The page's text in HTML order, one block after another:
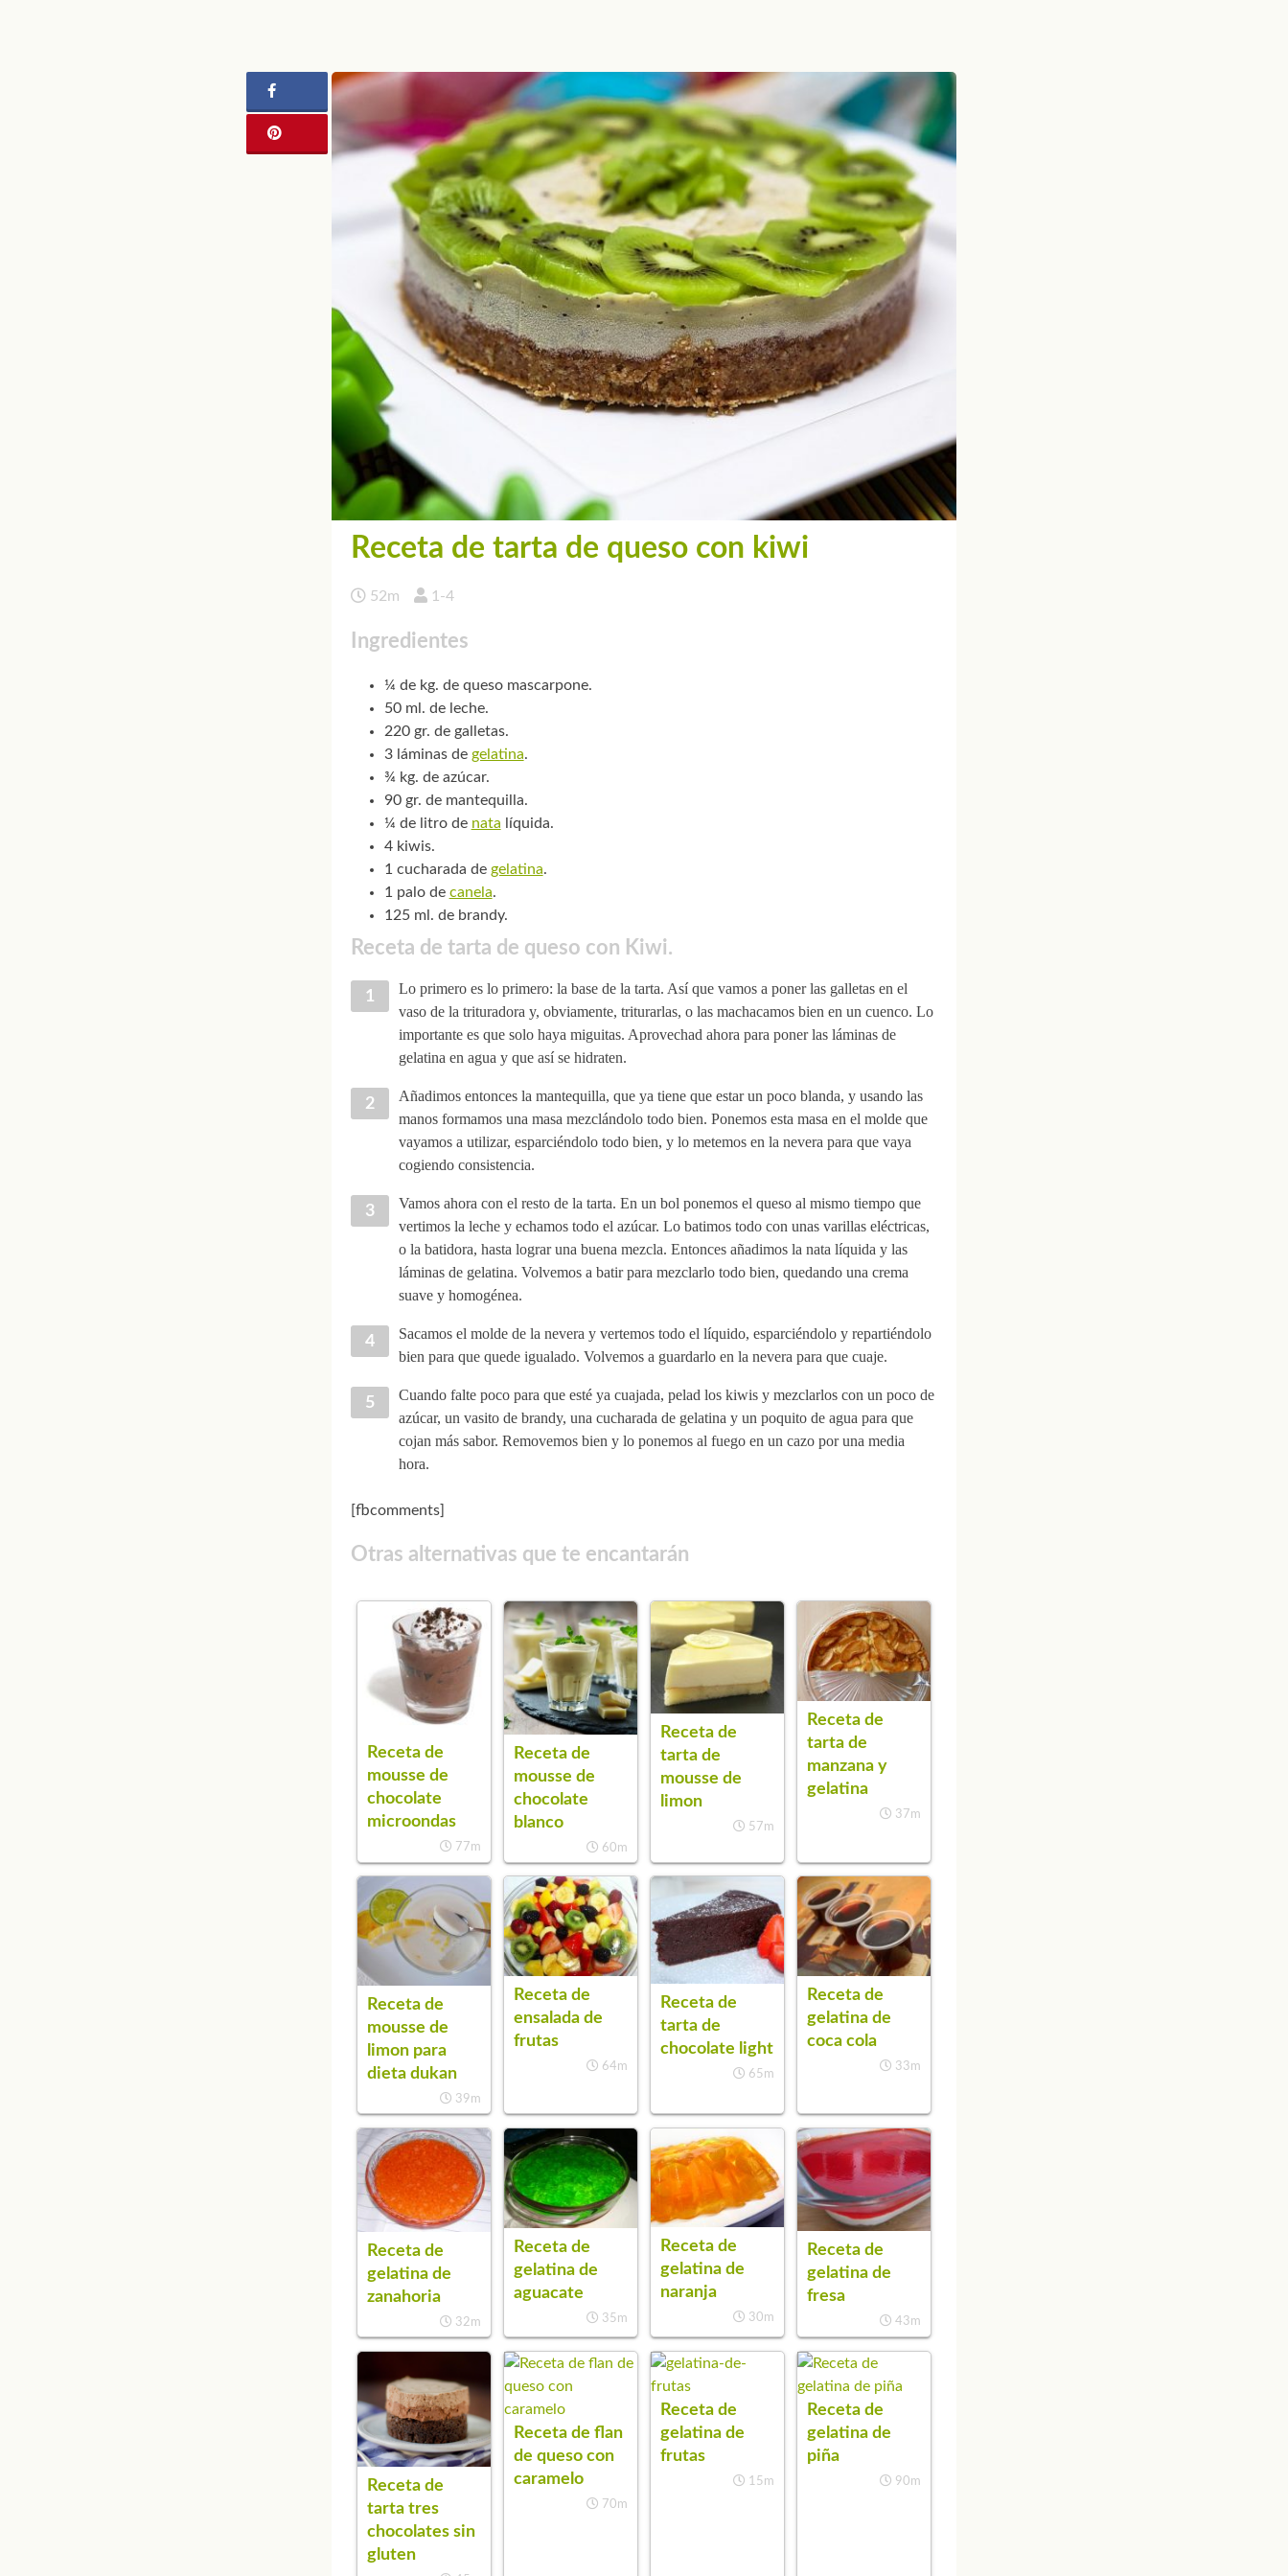
Receta de tarta de queso con kiwi
52m 1-4
Ingredientes
¼ de kg. de queso mascarpone.
50 ml. de leche.
220 gr. de galletas.
3 láminas de gelatina.
¾ kg. de azúcar.
90 gr. de mantequilla.
¼ de litro de nata líquida.
4 kiwis.
1 cucharada de gelatina.
1 palo de canela.
125 ml. de brandy.
Receta de tarta de queso con Kiwi.
Lo primero es lo primero: la base de la tarta. Así que vamos a poner las galletas en el
vaso de la trituradora y, obviamente, triturarlas, o las machacamos bien en un cuenco. Lo
importante es que solo haya miguitas. Aprovechad ahora para poner las láminas de
gelatina en agua y que así se hidraten.
Añadimos entonces la mantequilla, que ya tiene que estar un poco blanda, y usando las
manos formamos una masa mezclándolo todo bien. Ponemos esta masa en el molde que
vayamos a utilizar, esparciéndolo todo bien, y lo metemos en la nevera para que vaya
cogiendo consistencia.
Vamos ahora con el resto de la tarta. En un bol ponemos el queso al mismo tiempo que
vertimos la leche y echamos todo el azúcar. Lo batimos todo con unas varillas eléctricas,
o la batidora, hasta lograr una buena mezcla. Entonces añadimos la nata líquida y las
láminas de gelatina. Volvemos a batir para mezclarlo todo bien, quedando una crema
suave y homogénea.
Sacamos el molde de la nevera y vertemos todo el líquido, esparciéndolo y repartiéndolo
bien para que quede igualado. Volvemos a guardarlo en la nevera para que cuaje.
Cuando falte poco para que esté ya cuajada, pelad los kiwis y mezclarlos con un poco de
azúcar, un vasito de brandy, una cucharada de gelatina y un poquito de agua para que
cojan más sabor. Removemos bien y lo ponemos al fuego en un cazo por una media
hora.
[fbcomments]
Otras alternativas que te encantarán
Receta de
mousse de
chocolate
microondas
77m
Receta de
mousse de
chocolate
blanco
60m
Receta de
tarta de
mousse de
limon
57m
Receta de
tarta de
manzana y
gelatina
37m
Receta de
mousse de
limon para
dieta dukan
39m
Receta de
ensalada de
frutas
64m
Receta de
tarta de
chocolate light
65m
Receta de
gelatina de
coca cola
33m
Receta de
gelatina de
zanahoria
32m
Receta de
gelatina de
aguacate
35m
Receta de
gelatina de
naranja
30m
Receta de
gelatina de
fresa
43m
Receta de
tarta tres
chocolates sin
gluten
Receta de flan
de queso con
caramelo
70m
Receta de
gelatina de
frutas
15m
Receta de
gelatina de
piña
90m